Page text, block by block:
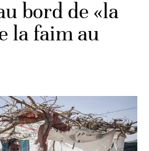
bord de «la
la faim au